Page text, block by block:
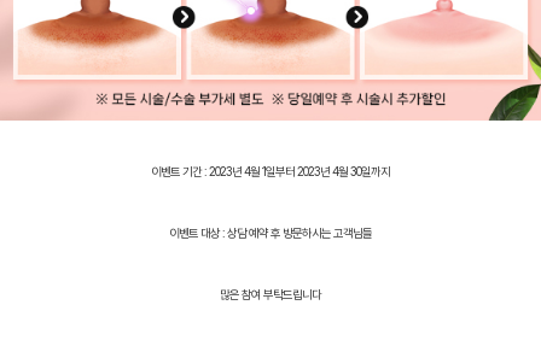
이벤트 기간 : 2023년 4월 1일부터 2023년 4월 30일까지
이벤트 대상 : 상담 예약 후 방문하시는 고객님들
많은 참여 부탁드립니다